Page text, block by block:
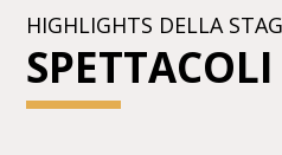
HIGHLIGHTS DELLA